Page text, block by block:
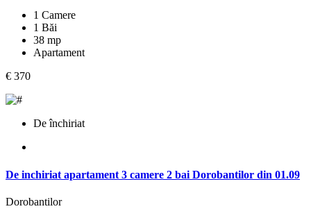
1 Camere
1 Băi
38 mp
Apartament
€ 370
De închiriat
De inchiriat apartament 3 camere 2 bai Dorobantilor din 01.09
Dorobantilor